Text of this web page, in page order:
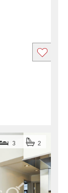
3 2